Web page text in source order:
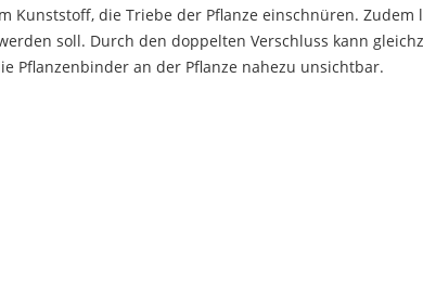
Kunststoff, die Triebe der Pflanze einschnüren.
soll. Durch den doppelten Verschluss kann
Pflanzenbinder an der Pflanze nahezu unsichtbar.